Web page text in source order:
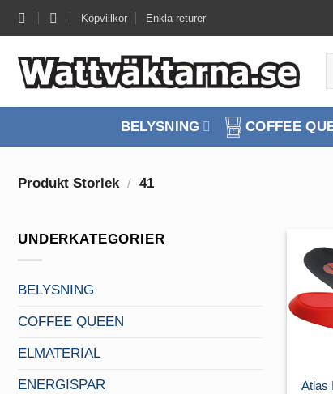
Skip
Köpvillkor Enkla returer
BELYSNING COFFEE
Produkt Storlek / 41
UNDERKATEGORIER
BELYSNING
COFFEE QUEEN
ELMATERIAL
ENERGISPAR Atlas